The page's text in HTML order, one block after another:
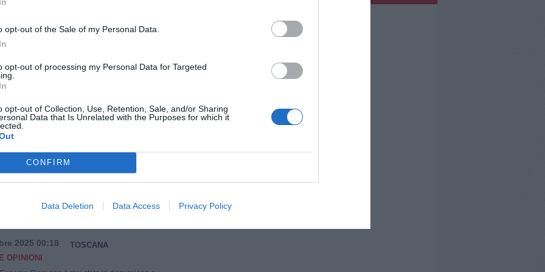
opt-out of the Sale of my Personal Data.
opt-out of processing my Personal Data for Targeted
opt-out of Collection, Use, Retention, Sale, and/or Sharing
Data that Is Unrelated with the Purposes for which it
CONFIRM
Data Deletion Data Access Privacy Policy
il prossimo Consiglio regionale?
stato eletto
2025 08:50
OPINIONI
degli scrutini, c’è una domanda che balza in
in Consiglio regionale? Come sarà la giunta?
per rispondere e sapere almeno assessori e
un primo bilancio su chi sarà a Palazzo del Pegaso
cinque anni si può fare. Il Partito Democratico ha […]
2025 00:18
TOSCANA
OPINIONI